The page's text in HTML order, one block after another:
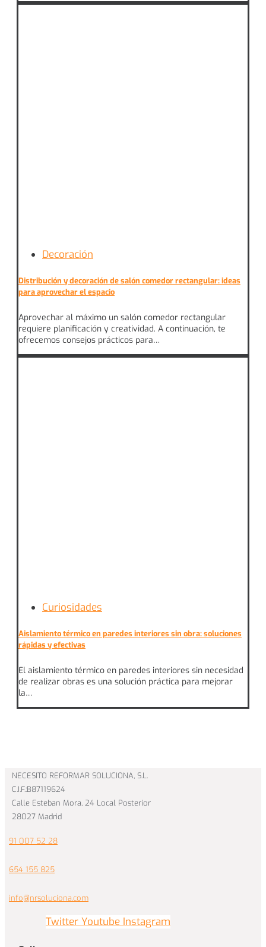
Decoración
Distribución y decoración de salón comedor rectangular: ideas
para aprovechar el espacio
Aprovechar al máximo un salón comedor rectangular
requiere planificación y creatividad. A continuación, te
ofrecemos consejos prácticos para…
Curiosidades
Aislamiento térmico en paredes interiores sin obra: soluciones
rápidas y efectivas
El aislamiento térmico en paredes interiores sin necesidad
de realizar obras es una solución práctica para mejorar
la…
NECESITO REFORMAR SOLUCIONA, S.L.
C.I.F.:B87119624
Calle Esteban Mora, 24 Local Posterior
28027 Madrid
91 007 52 28
654 155 825
info@nrsoluciona.com
Twitter Youtube Instagram